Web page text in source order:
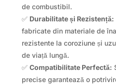
de combustibil.
✅ Durabilitate și Rezistență:
fabricate din materiale de
rezistente la coroziune și
de viață lungă.
✅ Compatibilitate Perfectă:
precise garantează o